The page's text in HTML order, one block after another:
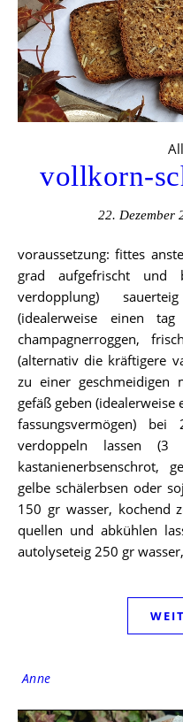
vollkorn-
22. Dezember
voraussetzung: fittes anstellgut (meines wird 1:2:2 bei 29
grad aufgefrischt
verdopplung)
(idealerweise einen
champagnerroggen,
(alternativ die kräftigere
zu einer geschmeidigen
gefäß geben
fassungsvermögen)
verdoppeln lassen
kastanienerbsenschrot,
gelbe schälerbsen oder
150 gr wasser, kochend
quellen und abkühlen
autolyseteig 250 gr
Anne